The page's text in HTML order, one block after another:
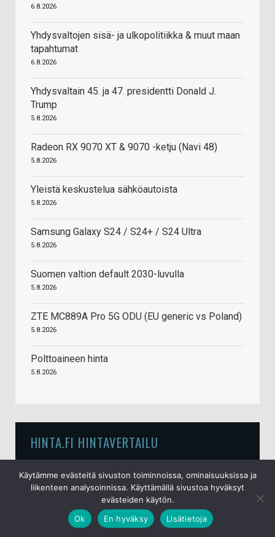
6.8.2026
Yhdysvaltojen sisä- ja ulkopolitiikka & muut maan
tapahtumat
6.8.2026
Yhdysvaltain 45. ja 47. presidentti Donald J.
Trump
5.8.2026
Radeon RX 9070 XT & 9070 -ketju (Navi 48)
5.8.2026
Yleistä keskustelua sähköautoista
5.8.2026
Samsung Galaxy S24 / S24+ / S24 Ultra
5.8.2026
Suomen valtion default 2030-luvulla
5.8.2026
ZTE MC889A Pro 5G ODU (EU generic vs Poland)
5.8.2026
Polttoaineen hinta
5.8.2026
HINTA.FI HINTAVERTAILU
Hinta.fi hintavertailu
Käytämme evästeitä sivuston toiminnoissa, ominaisuuksissa ja
liikenteen analysoinnissa. Käyttämällä sivustoa hyväksyt
evästeiden käytön.
Ok
En hyväksy Lisätietoja